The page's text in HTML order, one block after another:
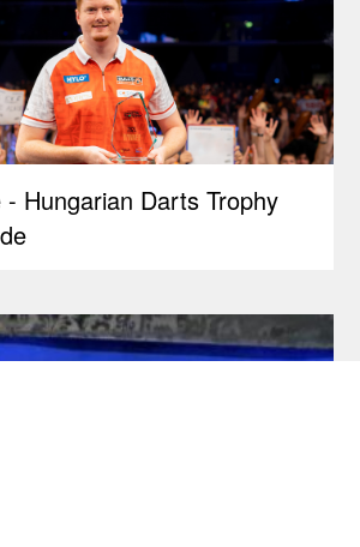
Hungarian Darts Trophy